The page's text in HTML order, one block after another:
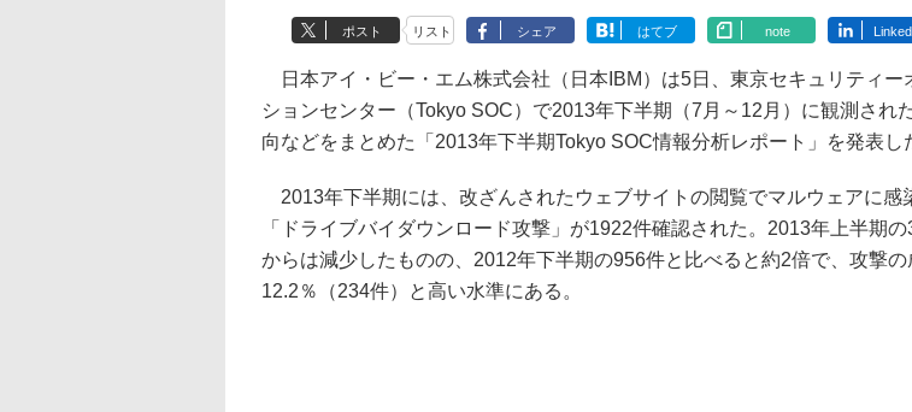
ポスト リスト シェア はてブ note
日本アイ・ビー・エム株式会社（日本IBM）は5日、東京セキュリティー
ションセンター（Tokyo SOC）で2013年下半期（7月～12月）に観測され
向などをまとめた「2013年下半期Tokyo SOC情報分析レポート」を発表し
2013年下半期には、改ざんされたウェブサイトの閲覧でマルウェアに感
「ドライブバイダウンロード攻撃」が1922件確認された。2013年上半期
からは減少したものの、2012年下半期の956件と比べると約2倍で、攻撃の
12.2％（234件）と高い水準にある。